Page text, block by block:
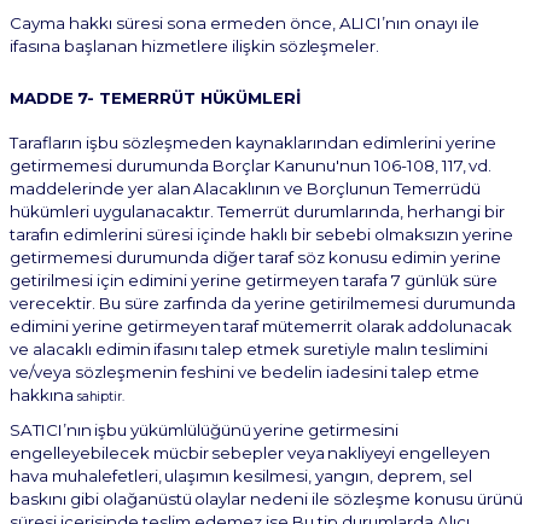
Cayma hakkı süresi sona ermeden önce, ALICI’nın onayı ile
ifasına başlanan hizmetlere ilişkin sözleşmeler.
MADDE 7- TEMERRÜT HÜKÜMLERİ
Tarafların işbu sözleşmeden kaynaklarından edimlerini yerine
getirmemesi durumunda Borçlar Kanunu'nun 106-108, 117, vd.
maddelerinde yer alan Alacaklının ve Borçlunun Temerrüdü
hükümleri uygulanacaktır. Temerrüt durumlarında, herhangi bir
tarafın edimlerini süresi içinde haklı bir sebebi olmaksızın yerine
getirmemesi durumunda diğer taraf söz konusu edimin yerine
getirilmesi için edimini yerine getirmeyen tarafa 7 günlük süre
verecektir. Bu süre zarfında da yerine getirilmemesi durumunda
ediminiyerine getirmeyen taraf mütemerrit olarak addolunacak
ve alacaklı edimin ifasını talep etmek suretiyle malın teslimini
ve/veya sözleşmenin feshini ve bedelin iadesini talep etme
hakkına sahiptir.
SATICI’nın işbu yükümlülüğünü yerine getirmesini
engelleyebilecek mücbir sebeplerveya nakliyeyi engelleyen
hava muhalefetleri, ulaşımın kesilmesi, yangın, deprem, sel
baskını gibi olağanüstü olaylar nedeni ile sözleşme konusu ürünü